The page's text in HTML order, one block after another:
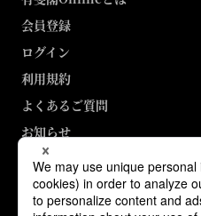
会員登録
ログイン
利用規約
よくあるご質問
お知らせ